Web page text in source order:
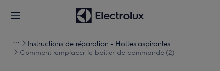
Instructions de réparation - Hottes aspirantes
Comment remplacer le boîtier de commande (2)